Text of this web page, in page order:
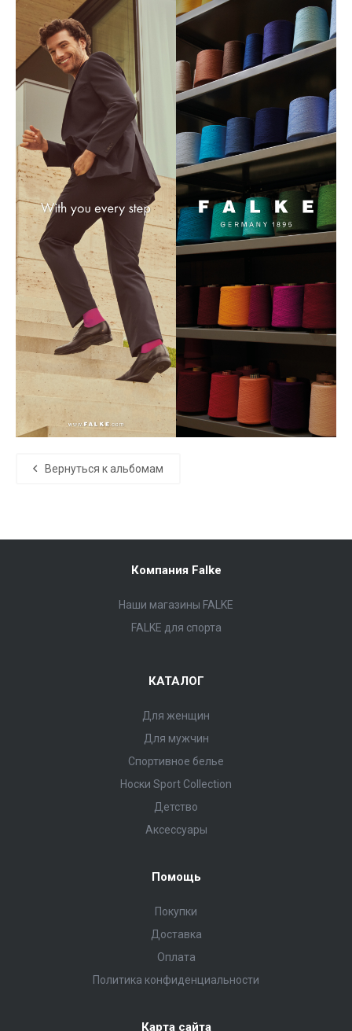
Вернуться к альбомам
Компания Falke
Наши магазины FALKE
FALKE для спорта
КАТАЛОГ
Для женщин
Для мужчин
Спортивное белье
Носки Sport Collection
Детство
Аксессуары
Помощь
Покупки
Доставка
Оплата
Политика конфиденциальности
Карта сайта